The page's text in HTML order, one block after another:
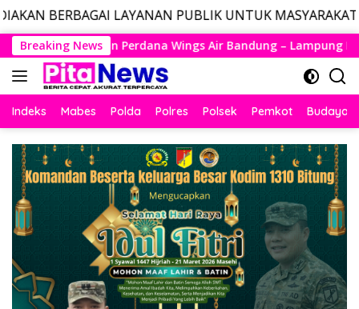
PUBLIK UNTUK MASYARAKAT, LAYANAN
Langsung
ke
konten
Breaking News
Air Bandung – Lampung Resmi Mengudara, Husein
Indeks Mabes Polda Polres Polsek Pemkot Budaya